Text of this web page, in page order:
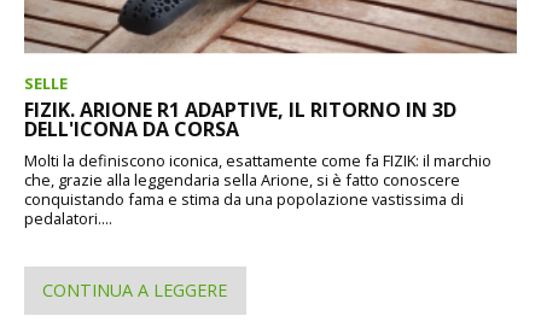
SELLE
FIZIK. ARIONE R1 ADAPTIVE, IL RITORNO IN 3D
DELL'ICONA DA CORSA
Molti la definiscono iconica, esattamente come fa FIZIK: il marchio
che, grazie alla leggendaria sella Arione, si è fatto conoscere
conquistando fama e stima da una popolazione vastissima di
pedalatori....
CONTINUA A LEGGERE